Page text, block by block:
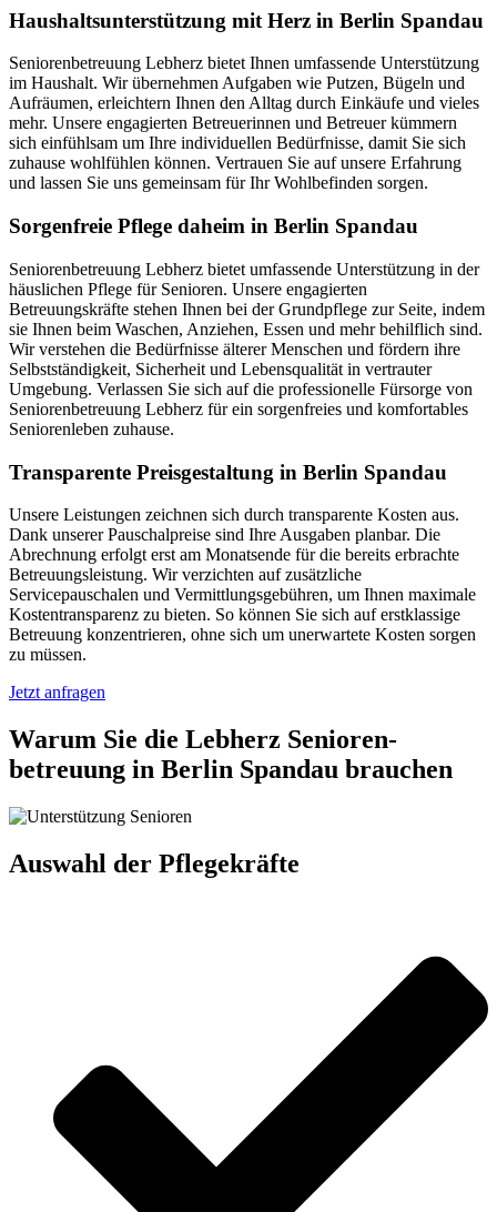
Haushalts­unterstützung mit Herz in Berlin Spandau
Seniorenbetreuung Lebherz bietet Ihnen umfassende Unterstützung
im Haushalt. Wir übernehmen Aufgaben wie Putzen, Bügeln und
Aufräumen, erleichtern Ihnen den Alltag durch Einkäufe und vieles
mehr. Unsere engagierten Betreuerinnen und Betreuer kümmern
sich einfühlsam um Ihre individuellen Bedürfnisse, damit Sie sich
zuhause wohlfühlen können. Vertrauen Sie auf unsere Erfahrung
und lassen Sie uns gemeinsam für Ihr Wohlbefinden sorgen.
Sorgenfreie Pflege daheim in Berlin Spandau
Seniorenbetreuung Lebherz bietet umfassende Unterstützung in der
häuslichen Pflege für Senioren. Unsere engagierten
Betreuungskräfte stehen Ihnen bei der Grundpflege zur Seite, indem
sie Ihnen beim Waschen, Anziehen, Essen und mehr behilflich sind.
Wir verstehen die Bedürfnisse älterer Menschen und fördern ihre
Selbstständigkeit, Sicherheit und Lebensqualität in vertrauter
Umgebung. Verlassen Sie sich auf die professionelle Fürsorge von
Seniorenbetreuung Lebherz für ein sorgenfreies und komfortables
Seniorenleben zuhause.
Transparente Preisgestaltung in Berlin Spandau
Unsere Leistungen zeichnen sich durch transparente Kosten aus.
Dank unserer Pauschalpreise sind Ihre Ausgaben planbar. Die
Abrechnung erfolgt erst am Monatsende für die bereits erbrachte
Betreuungsleistung. Wir verzichten auf zusätzliche
Servicepauschalen und Vermittlungsgebühren, um Ihnen maximale
Kostentransparenz zu bieten. So können Sie sich auf erstklassige
Betreuung konzentrieren, ohne sich um unerwartete Kosten sorgen
zu müssen.
Jetzt anfragen
Warum Sie die Lebherz Senioren­
betreuung in Berlin Spandau brauchen
Auswahl der Pflegekräfte